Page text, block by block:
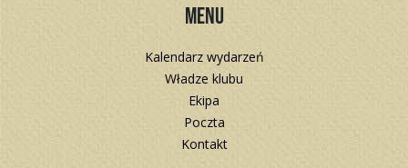
Menu
Kalendarz wydarzeń
Władze klubu
Ekipa
Poczta
Kontakt